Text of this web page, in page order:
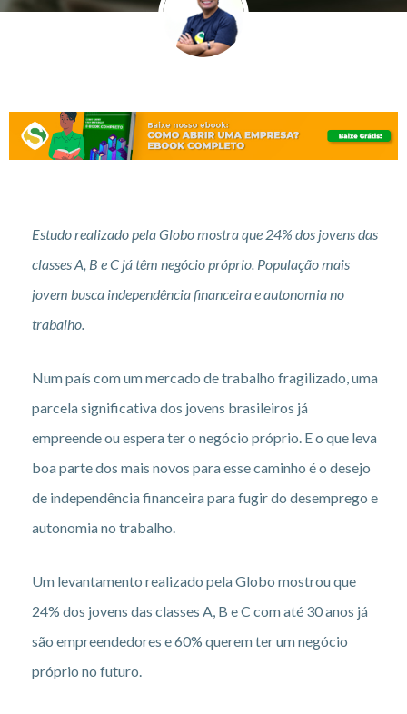
Estudo realizado pela Globo mostra que 24% dos jovens das
classes A, B e C já têm negócio próprio. População mais
jovem busca independência financeira e autonomia no
trabalho.
Num país com um mercado de trabalho fragilizado, uma
parcela significativa dos jovens brasileiros já
empreende ou espera ter o negócio próprio. E o que leva
boa parte dos mais novos para esse caminho é o desejo
de independência financeira para fugir do desemprego e
autonomia no trabalho.
Um levantamento realizado pela Globo mostrou que
24% dos jovens das classes A, B e C com até 30 anos já
são empreendedores e 60% querem ter um negócio
próprio no futuro.